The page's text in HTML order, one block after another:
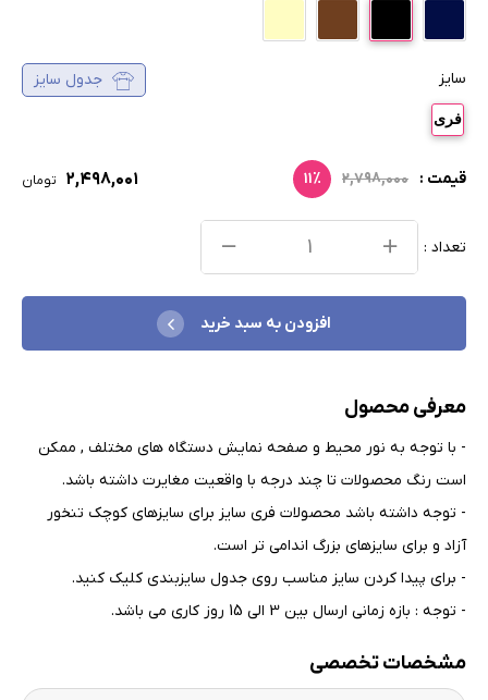
سایز جدول سایز
فری
قیمت : ۲,۷۹۸,۰۰۰ ۱۱٪ ۲,۴۹۸,۰۰۱ تومان
تعداد :
افزودن به سبد خرید
معرفی محصول
- با توجه به نور محیط و صفحه نمایش دستگاه های مختلف , ممکن
است رنگ محصولات تا چند درجه با واقعیت مغایرت داشته باشد.
- توجه داشته باشد محصولات فری سایز برای سایزهای کوچک تنخور
آزاد و برای سایزهای بزرگ اندامی تر است.
- برای پیدا کردن سایز مناسب روی جدول سایزبندی کلیک کنید.
- توجه : بازه زمانی ارسال بین 3 الی 15 روز کاری می باشد.
مشخصات تخصصی